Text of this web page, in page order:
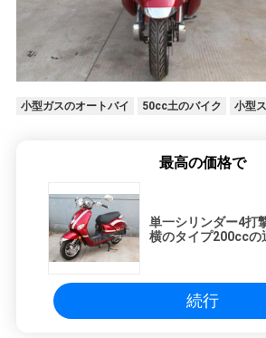
小型ガスのオートバイ 50cc土のバイク 小型
最高の価格で
単一シリンダー4打
横のタイプ200ccの
続行